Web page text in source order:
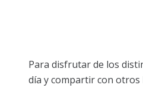
Para disfrutar de los
día y compartir con otros